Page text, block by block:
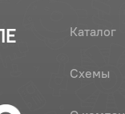
Каталог
Схемы